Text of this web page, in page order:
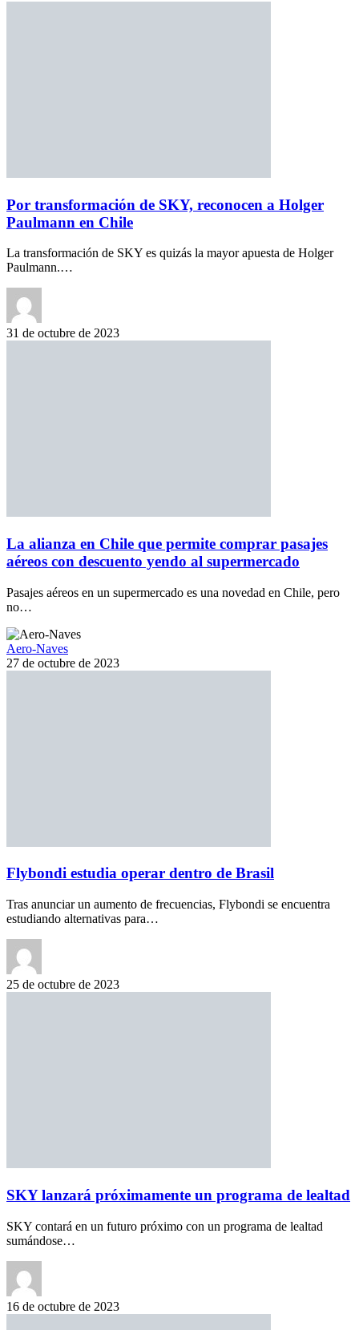
Por transformación de SKY, reconocen a Holger
Paulmann en Chile
La transformación de SKY es quizás la mayor apuesta de Holger
Paulmann.…
31 de octubre de 2023
La alianza en Chile que permite comprar pasajes
aéreos con descuento yendo al supermercado
Pasajes aéreos en un supermercado es una novedad en Chile, pero
no…
Aero-Naves
27 de octubre de 2023
Flybondi estudia operar dentro de Brasil
Tras anunciar un aumento de frecuencias, Flybondi se encuentra
estudiando alternativas para…
25 de octubre de 2023
SKY lanzará próximamente un programa de lealtad
SKY contará en un futuro próximo con un programa de lealtad
sumándose…
16 de octubre de 2023